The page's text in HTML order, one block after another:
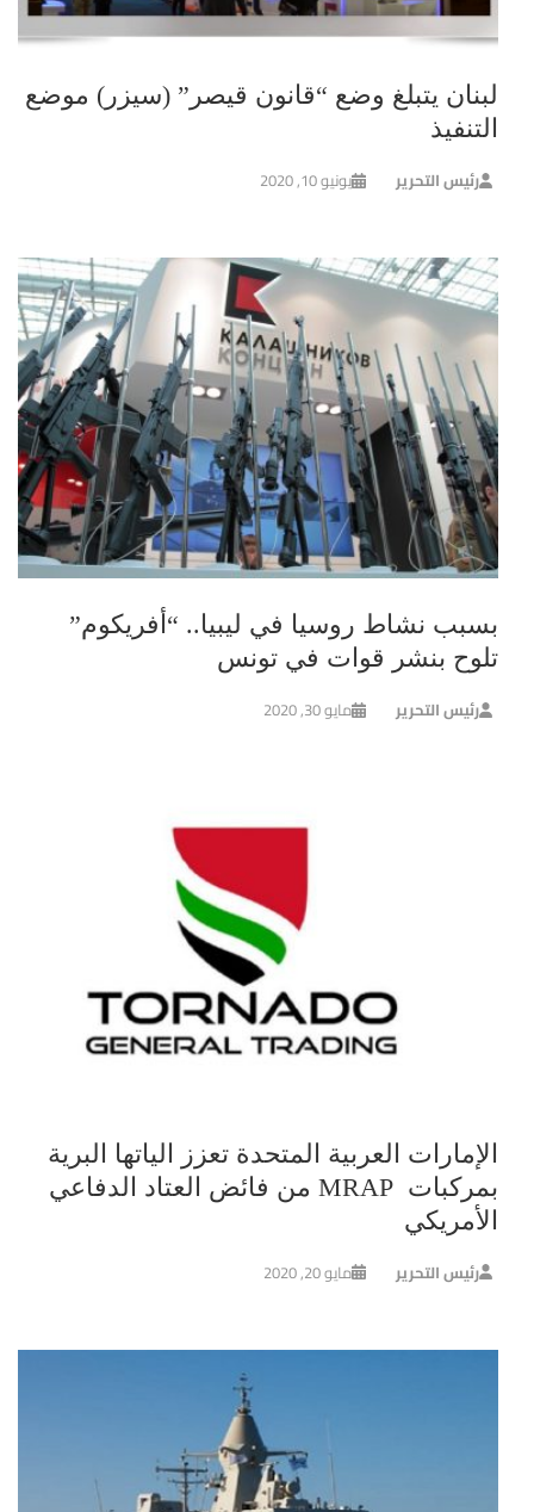
لبنان يتبلغ وضع “قانون قيصر” (سيزر) موضع
التنفيذ
رئيس التحرير يونيو 10, 2020
بسبب نشاط روسيا في ليبيا.. “أفريكوم”
تلوح بنشر قوات في تونس
رئيس التحرير مايو 30, 2020
الإمارات العربية المتحدة تعزز الياتها البرية
بمركبات MRAP من فائض العتاد الدفاعي
الأمريكي
رئيس التحرير مايو 20, 2020